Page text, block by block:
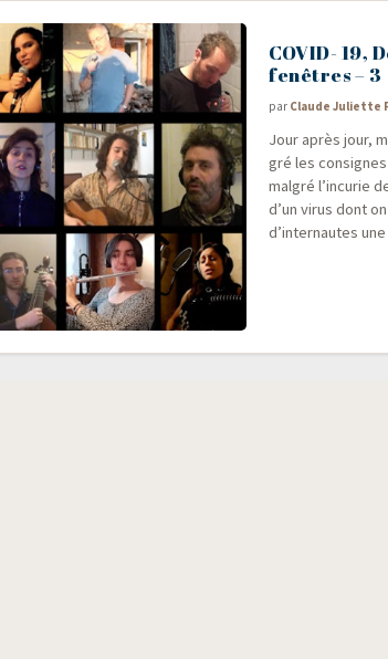
COVID- 19,
fenêtres – 3
par Claude Juliette
Jour après jour,
gré les
mal­gré l’incurie
d’un virus dont
d’internautes